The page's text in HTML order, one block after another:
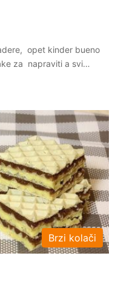
opet kinder bueno
za napraviti a svi…
Brzi kolači